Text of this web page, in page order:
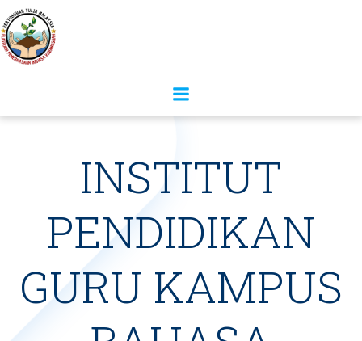
INSTITUT
PENDIDIKAN
GURU KAMPUS